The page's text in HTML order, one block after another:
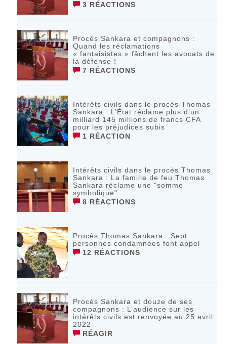
3 RÉACTIONS
Procès Sankara et compagnons :
Quand les réclamations
« fantaisistes » fâchent les avocats de
la défense !
7 RÉACTIONS
Intérêts civils dans le procès Thomas
Sankara : L’État réclame plus d’un
milliard 145 millions de francs CFA
pour les préjudices subis
1 RÉACTION
Intérêts civils dans le procès Thomas
Sankara : La famille de feu Thomas
Sankara réclame une "somme
symbolique"
8 RÉACTIONS
Procès Thomas Sankara : Sept
personnes condamnées font appel
12 RÉACTIONS
Procès Sankara et douze de ses
compagnons : L’audience sur les
intérêts civils est renvoyée au 25 avril
2022
RÉAGIR